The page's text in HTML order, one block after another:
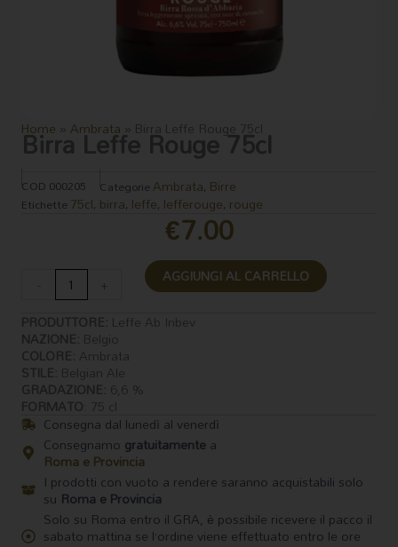
Home » Ambrata » Birra Leffe Rouge 75cl
Birra Leffe Rouge 75cl
COD 000205 CategorieAmbrata, Birre
Etichette75cl, birra, leffe, lefferouge, rouge
€7.00
Rouge
75cl
quantità
+
AGGIUNGI AL CARRELLO
PRODUTTORE: Leffe Ab Inbev
NAZIONE: Belgio
COLORE: Ambrata
STILE: Belgian Ale
GRADAZIONE: 6,6 %
FORMATO : 75 cl
Consegna dal lunedì al venerdì
Consegnamo gratuitamentea
Roma e Provincia
I prodotti con vuoto a rendere saranno acquistabili solo
su Roma e Provincia
Solo su Roma entro il GRA, è possibile ricevere il pacco il
sabato mattina se l’ordine viene effettuato entro le ore